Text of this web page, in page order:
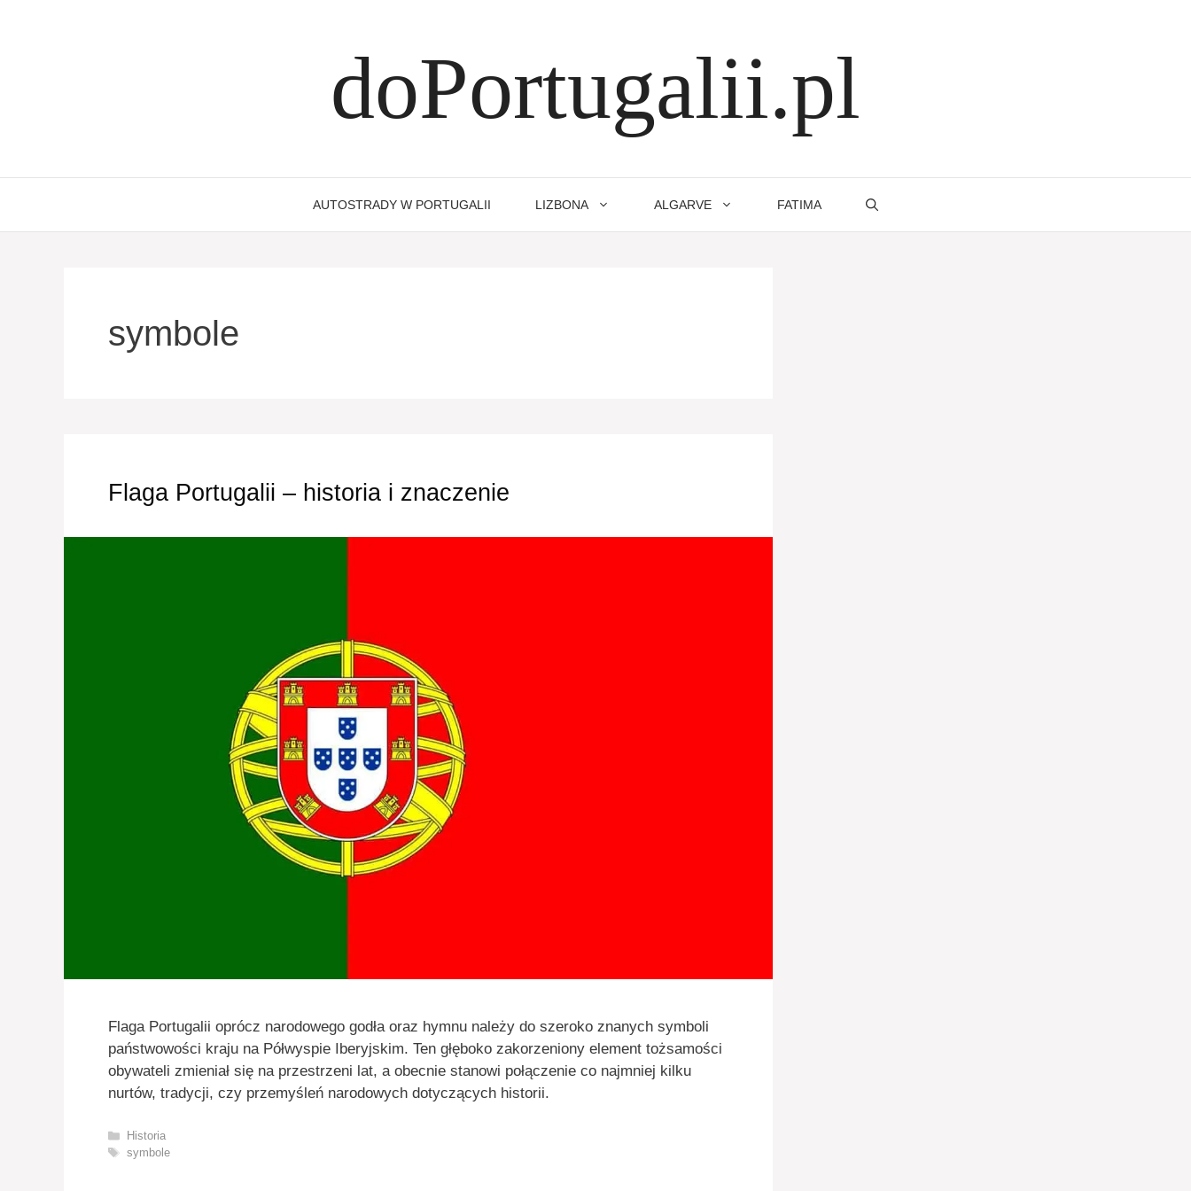
doPortugalii.pl
AUTOSTRADY W PORTUGALII LIZBONA ALGARVE FATIMA
symbole
Flaga Portugalii – historia i znaczenie
Flaga Portugalii oprócz narodowego godła oraz hymnu należy do szeroko znanych symboli
państwowości kraju na Półwyspie Iberyjskim. Ten głęboko zakorzeniony element tożsamości
obywateli zmieniał się na przestrzeni lat, a obecnie stanowi połączenie co najmniej kilku
nurtów, tradycji, czy przemyśleń narodowych dotyczących historii.
Kategorie
Historia
Tagi
symbole